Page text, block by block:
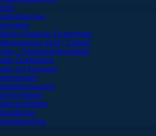
elastische Fixierbinden
Steril / Unsteril
– Wundschnellverbände
Detektierbar
zur Fixierung